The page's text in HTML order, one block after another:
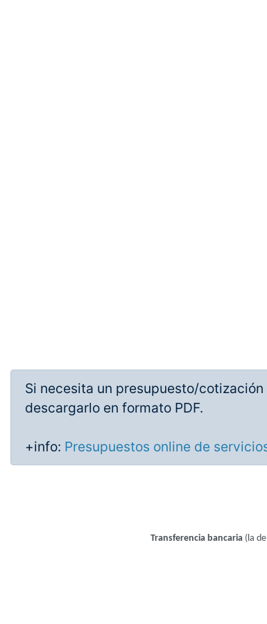
Si necesita un presupuesto/
descargarlo en formato PDF.
+info: Presupuestos online de
Transferencia bancaria(la de